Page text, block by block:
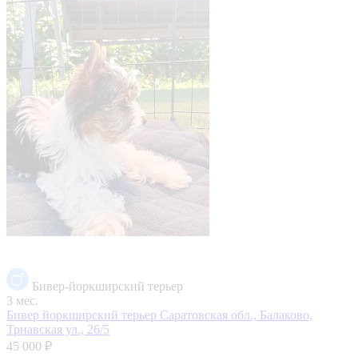
Бивер-йоркширский терьер
3 мес.
Бивер йоркширский терьер Саратовская обл., Балаково,
Трнавская ул., 26/5
45 000 ₽